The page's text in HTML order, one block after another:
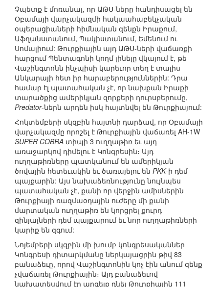
Չպետք է մոռանալ, որ ԱԹՍ-ները հանդիսացել են
Օբամայի վարչակազմի հակաահաբեկչական
օպերացիաների հիմնական զենքն Իրաքում,
Աֆղանստանում, Պակիստանում, Եմենում ու
Սոմալիում: Թուրքիային այդ ԱԹՍ-ների վաճառքի
հարցում Պենտագոնի կողմ լինելը վկայում է, թե
Վաշինգտոնն ինչպիսի կարեւոր տեղ է տալիս
Անկարայի հետ իր հարաբերություններին: Դրա
համար էլ պատահական չէ, որ նախքան Իրաքի
տարածքից ամերիկյան զորքերի դուրսբերումը,
Predator-ներն արդեն իսկ հայտնվել են Թուրքիայում:
Հոկտեմբերի սկզբին հայտնի դարձավ, որ Օբամայի
վարչակազմը որոշել է Թուրքիային վաճառել AH-1W
SUPER COBRA տիպի 3 ուղղաթիռ եւ այդ
առաջարկով դիմելու է Կոնգրեսին։ Այդ
ուղղաթիռները պատկանում են ամերիկյան
ծովային հետեւակին եւ ծառայելու են PKK-ի դեմ
պայքարին: Այս նախաձեռնությունը նույնպես
պատահական չէ, քանի որ վերջին ամիսներին
Թուրքիայի ռազմաօդային ուժերը մի քանի
մարտական ուղղաթիռ են կորցրել քուրդ
զինյալների դեմ պայքարում եւ նոր ուղղաթիռների
կարիք են զգում:
Նոյեմբերի սկզբին մի խումբ կոնգրեսականներ
Կոնգրեսի դիտարկմանը ներկայացրին թիվ 83
բանաձեւը, որով Վաշինգտոնին կոչ էին անում զենք
չվաճառել Թուրքիային։ Այդ բանաձեւով
նախատեսվում էր արգելք դնել Թուրքիային 111